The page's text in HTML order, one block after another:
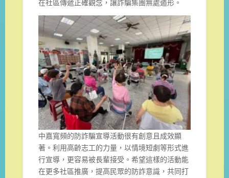
在社區傳遞正確觀念，讓詐騙集團無處遁形。
中嘉寬頻的防詐騙宣導活動很有創意且成效顯
著。利用高齡志工的力量，以情境短劇等形式進
行宣導，更容易被長輩接受。希望這樣的活動能
在更多社區推廣，提高民眾的防詐意識，共同打